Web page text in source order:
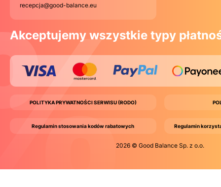
recepcja@good-balance.eu
Akceptujemy wszystkie typy
POLITYKA PRYWATNOŚCI SERWISU (RODO)
Regulamin stosowania kodów rabatowych Regulamin
2026 © Good Balance Sp. z o.o.